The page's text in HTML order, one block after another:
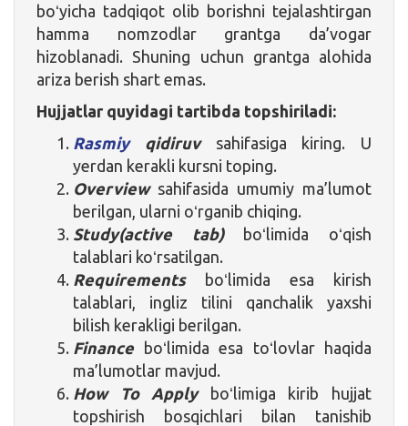
boʻyicha tadqiqot olib borishni tejalashtirgan
hamma nomzodlar grantga da’vogar
hizoblanadi. Shuning uchun grantga alohida
ariza berish shart emas.
Hujjatlar quyidagi tartibda topshiriladi:
Rasmiyqidiruvsahifasiga kiring. U
yerdan kerakli kursni toping.
Overviewsahifasida umumiy ma’lumot
berilgan, ularni oʻrganib chiqing.
Study(active tab)boʻlimida oʻqish
talablari koʻrsatilgan.
Requirementsboʻlimida esa kirish
talablari, ingliz tilini qanchalik yaxshi
bilish kerakligi berilgan.
Financeboʻlimida esa toʻlovlar haqida
ma’lumotlar mavjud.
How To Applyboʻlimiga kirib hujjat
topshirish bosqichlari bilan tanishib